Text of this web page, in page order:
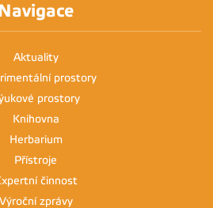
Aktuality
prostory
prostory
Knihovna
Herbarium
Přístroje
činnost
Výroční zprávy